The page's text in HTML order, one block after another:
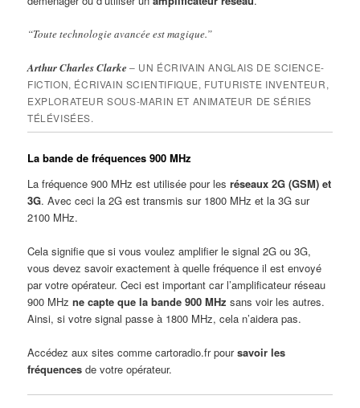
“Toute technologie avancée est magique.”
Arthur Charles Clarke – UN ÉCRIVAIN ANGLAIS DE SCIENCE-
FICTION, ÉCRIVAIN SCIENTIFIQUE, FUTURISTE INVENTEUR,
EXPLORATEUR SOUS-MARIN ET ANIMATEUR DE SÉRIES
TÉLÉVISÉES.
La bande de fréquences 900 MHz
La fréquence 900 MHz est utilisée pour lesréseaux 2G (GSM) et
3G. Avec ceci la 2G est transmis sur 1800 MHz et la 3G sur
2100 MHz.
Cela signifie que si vous voulez amplifier le signal 2G ou 3G,
vous devez savoir exactement à quelle fréquence il est envoyé
par votre opérateur. Ceci est important car l’amplificateur réseau
900 MHzne capte que la bande 900 MHz sans voir les autres.
Ainsi, si votre signal passe à 1800 MHz, cela n’aidera pas.
Accédez aux sites comme cartoradio.fr poursavoir les
fréquences de votre opérateur.